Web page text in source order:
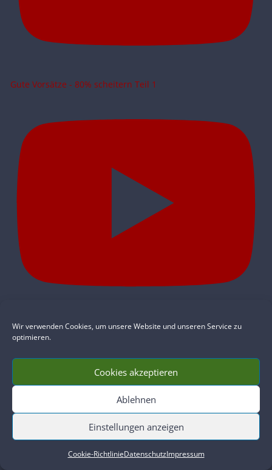
Wir verwenden Cookies, um unsere Website und unseren Service zu
optimieren.
Cookies akzeptieren
Ablehnen
Einstellungen anzeigen
Cookie-RichtlinieDatenschutzImpressum
Gute Vorsätze - 80% scheitern Teil 1
Die Sehnsucht nach mehr im Leben - War das schon alles?